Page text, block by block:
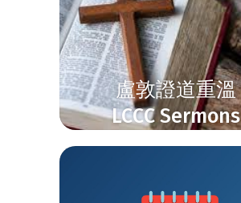
盧敦證道重溫
LCCC Sermons